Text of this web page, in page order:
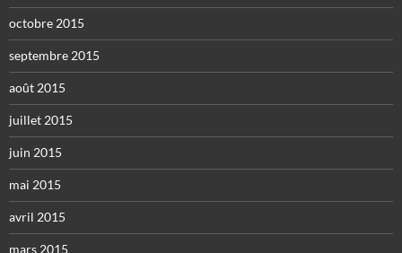
octobre 2015
septembre 2015
août 2015
juillet 2015
juin 2015
mai 2015
avril 2015
mars 2015